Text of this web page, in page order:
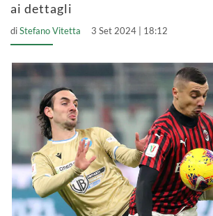
ai dettagli
diStefano Vitetta 3 Set 2024 | 18:12